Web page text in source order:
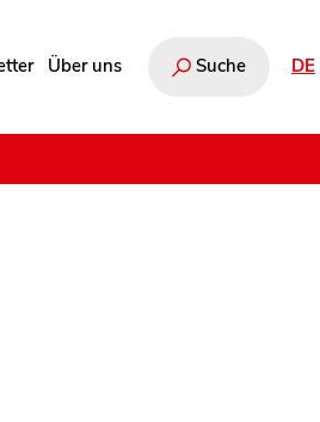
Über uns Suche DE